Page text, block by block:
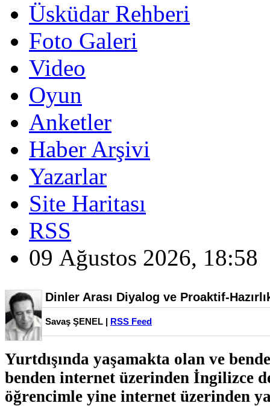
Üsküdar Rehberi
Foto Galeri
Video
Oyun
Anketler
Haber Arşivi
Yazarlar
Site Haritası
RSS
09 Ağustos 2026, 18:58
Dinler Arası Diyalog ve Proaktif-
Savaş ŞENEL | RSS Feed
Yurtdışında yaşamakta olan ve
benden internet üzerinden İngilizce
öğrencimle yine internet üzerinden